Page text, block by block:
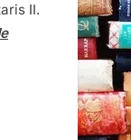
II.